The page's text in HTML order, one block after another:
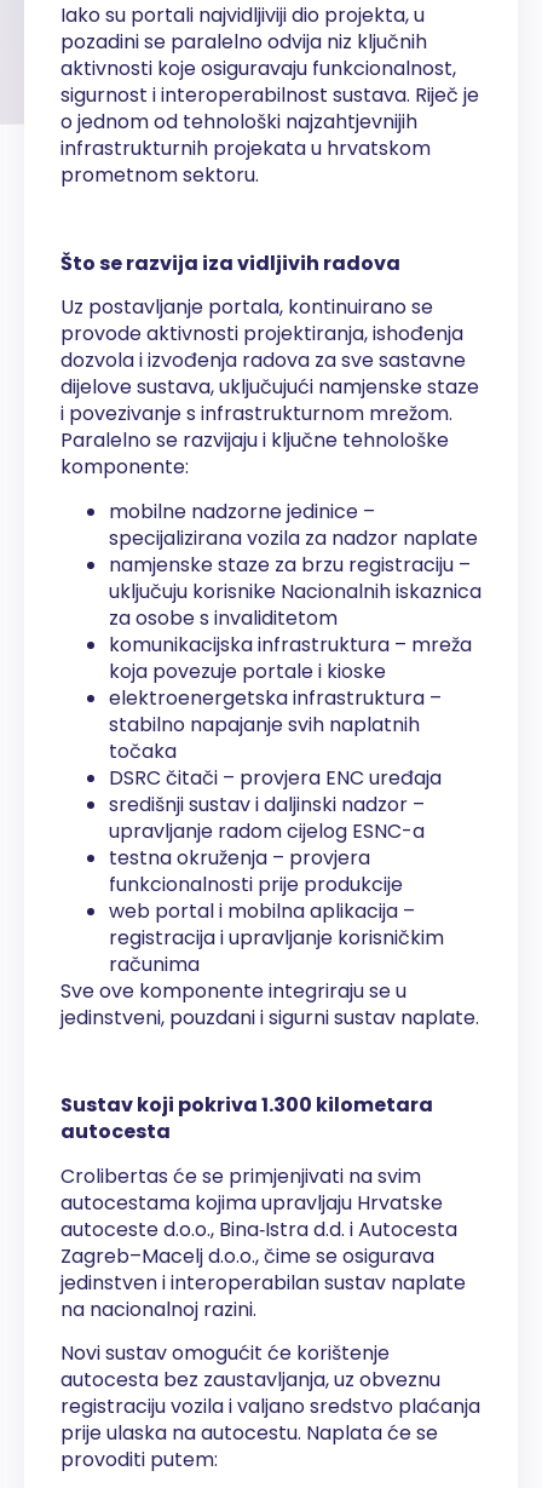
Iako su portali najvidljiviji dio projekta, u
pozadini se paralelno odvija niz ključnih
aktivnosti koje osiguravaju funkcionalnost,
sigurnost i interoperabilnost sustava. Riječ je
o jednom od tehnološki najzahtjevnijih
infrastrukturnih projekata u hrvatskom
prometnom sektoru.
Što se razvija iza vidljivih radova
Uz postavljanje portala, kontinuirano se
provode aktivnosti projektiranja, ishođenja
dozvola i izvođenja radova za sve sastavne
dijelove sustava, uključujući namjenske staze
i povezivanje s infrastrukturnom mrežom.
Paralelno se razvijaju i ključne tehnološke
komponente:
mobilne nadzorne jedinice –
specijalizirana vozila za nadzor naplate
namjenske staze za brzu registraciju –
uključuju korisnike Nacionalnih iskaznica
za osobe s invaliditetom
komunikacijska infrastruktura – mreža
koja povezuje portale i kioske
elektroenergetska infrastruktura –
stabilno napajanje svih naplatnih
točaka
DSRC čitači – provjera ENC uređaja
središnji sustav i daljinski nadzor –
upravljanje radom cijelog ESNC-a
testna okruženja – provjera
funkcionalnosti prije produkcije
web portal i mobilna aplikacija –
registracija i upravljanje korisničkim
računima
Sve ove komponente integriraju se u
jedinstveni, pouzdani i sigurni sustav naplate.
Sustav koji pokriva 1.300 kilometara
autocesta
Crolibertas će se primjenjivati na svim
autocestama kojima upravljaju Hrvatske
autoceste d.o.o., Bina‑Istra d.d. i Autocesta
Zagreb–Macelj d.o.o., čime se osigurava
jedinstven i interoperabilan sustav naplate
na nacionalnoj razini.
Novi sustav omogućit će korištenje
autocesta bez zaustavljanja, uz obveznu
registraciju vozila i valjano sredstvo plaćanja
prije ulaska na autocestu. Naplata će se
provoditi putem: